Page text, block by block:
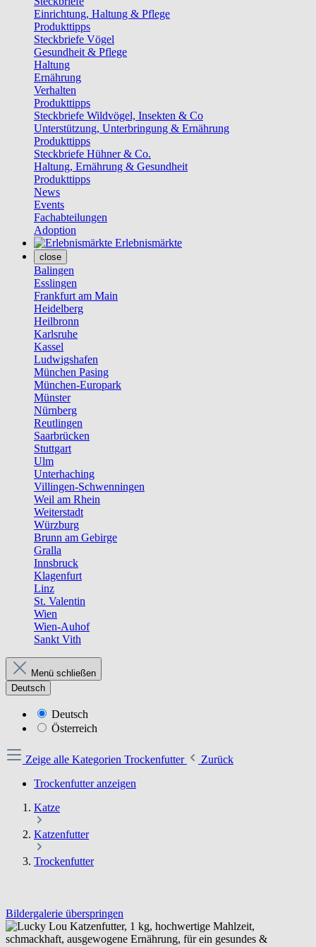
Einrichtung, Haltung & Pflege
Produkttipps
Steckbriefe Vögel
Gesundheit & Pflege
Haltung
Ernährung
Verhalten
Produkttipps
Steckbriefe Wildvögel, Insekten & Co
Unterstützung, Unterbringung & Ernährung
Produkttipps
Steckbriefe Hühner & Co.
Haltung, Ernährung & Gesundheit
Produkttipps
News
Events
Fachabteilungen
Adoption
Erlebnismärkte
close
Balingen
Esslingen
Frankfurt am Main
Heidelberg
Heilbronn
Karlsruhe
Kassel
Ludwigshafen
München Pasing
München-Europark
Münster
Nürnberg
Reutlingen
Saarbrücken
Stuttgart
Ulm
Unterhaching
Villingen-Schwenningen
Weil am Rhein
Weiterstadt
Würzburg
Brunn am Gebirge
Gralla
Innsbruck
Klagenfurt
Linz
St. Valentin
Wien
Wien-Auhof
Sankt Vith
Menü schließen
Deutsch
Deutsch
Österreich
Zeige alle Kategorien Trockenfutter
Zurück
Trockenfutter anzeigen
Katze
Katzenfutter
Trockenfutter
Bildergalerie überspringen